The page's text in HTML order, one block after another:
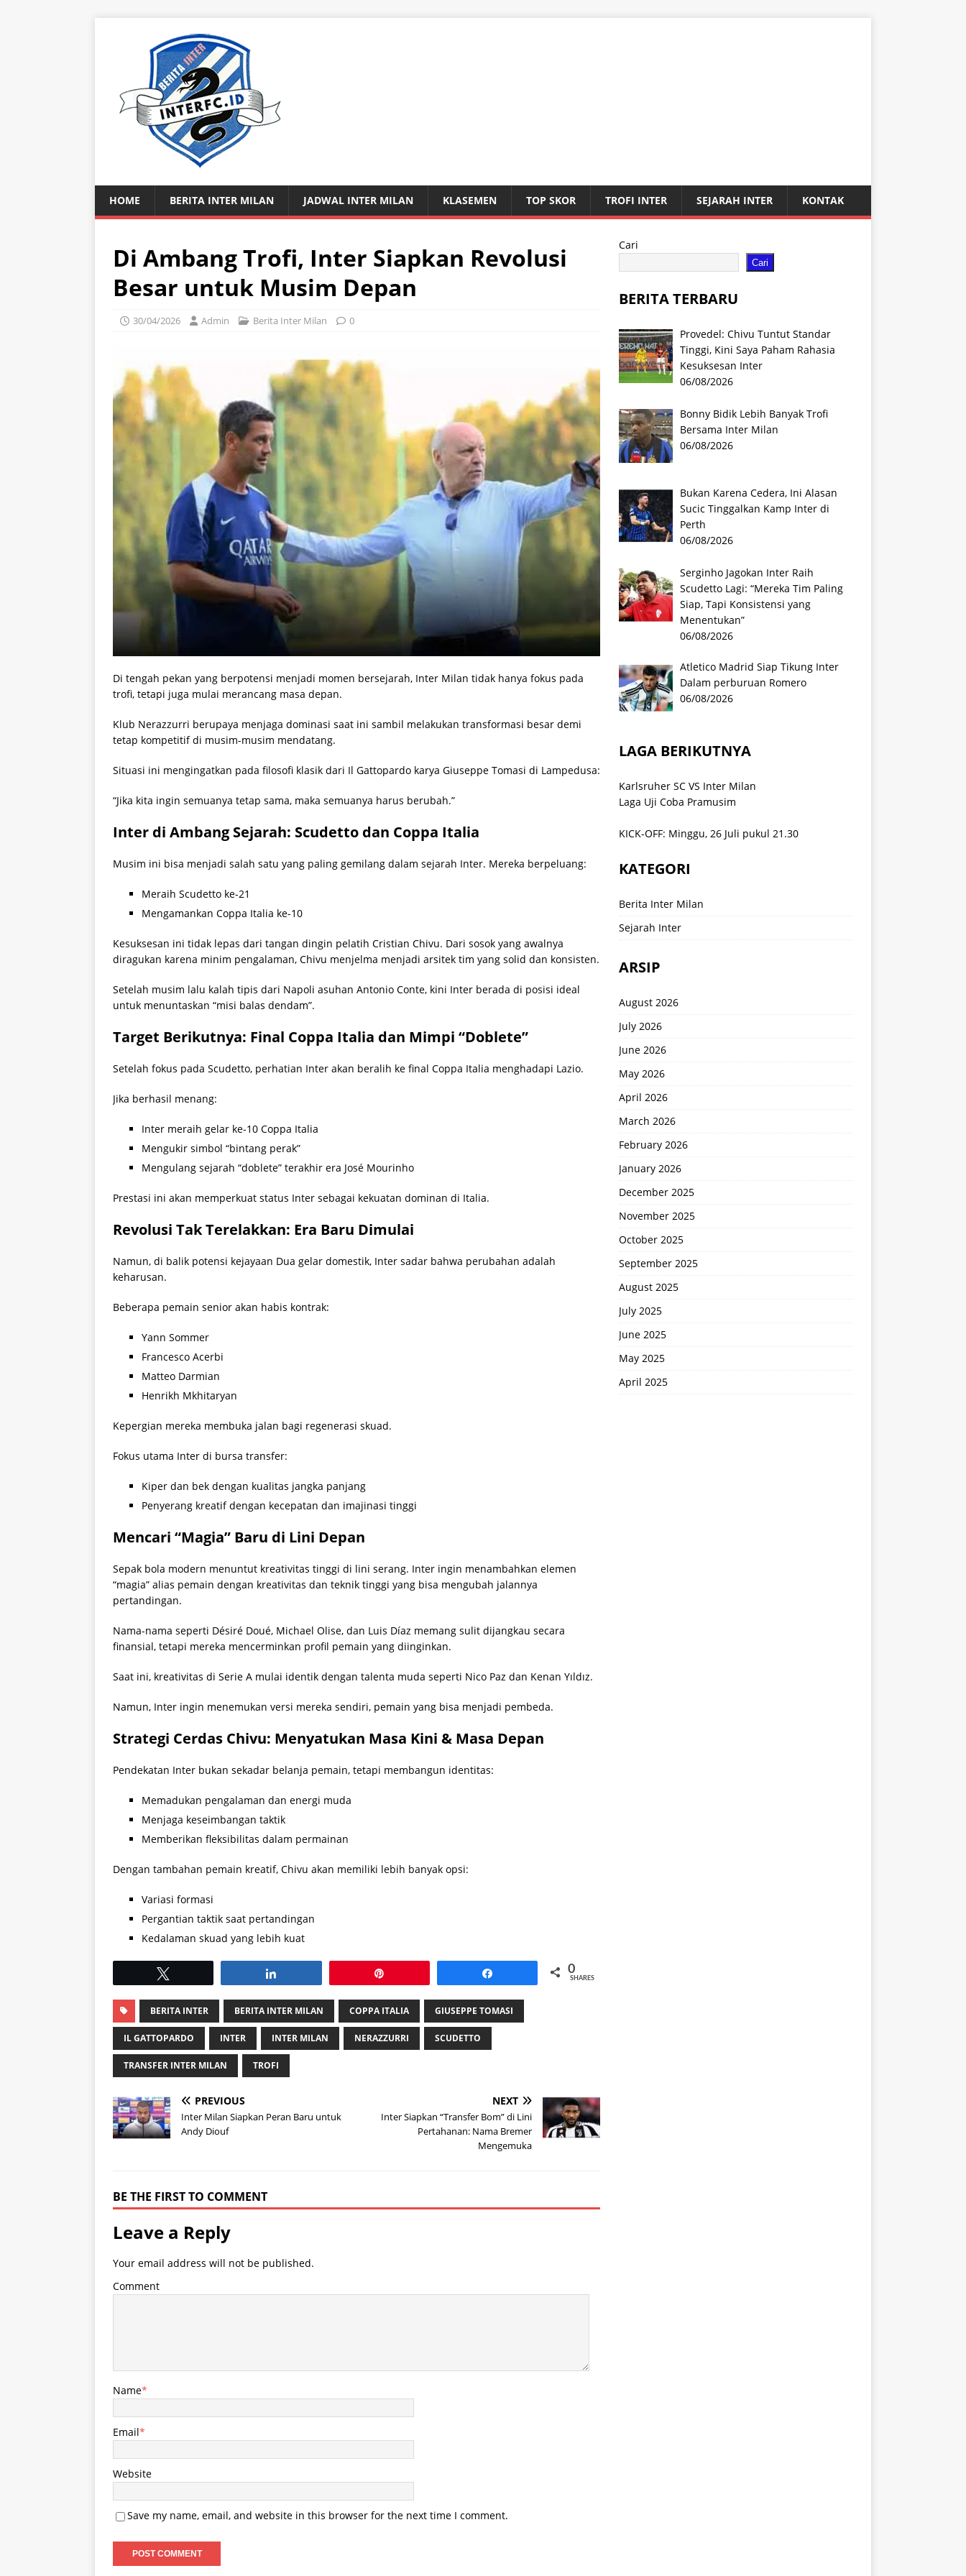
HOME BERITA INTER MILAN JADWAL INTER MILAN KLASEMEN TOP SKOR TROFI INTER SEJARAH INTER KONTAK
Di Ambang Trofi, Inter Siapkan Revolusi
Besar untuk Musim Depan
30/04/2026 Admin Berita Inter Milan 0
Di tengah pekan yang berpotensi menjadi momen bersejarah, Inter Milan tidak hanya fokus pada
trofi, tetapi juga mulai merancang masa depan.
Klub Nerazzurri berupaya menjaga dominasi saat ini sambil melakukan transformasi besar demi
tetap kompetitif di musim-musim mendatang.
Situasi ini mengingatkan pada filosofi klasik dari Il Gattopardo karya Giuseppe Tomasi di Lampedusa:
“Jika kita ingin semuanya tetap sama, maka semuanya harus berubah.”
Inter di Ambang Sejarah: Scudetto dan Coppa Italia
Musim ini bisa menjadi salah satu yang paling gemilang dalam sejarah Inter. Mereka berpeluang:
Meraih Scudetto ke-21
Mengamankan Coppa Italia ke-10
Kesuksesan ini tidak lepas dari tangan dingin pelatih Cristian Chivu. Dari sosok yang awalnya
diragukan karena minim pengalaman, Chivu menjelma menjadi arsitek tim yang solid dan konsisten.
Setelah musim lalu kalah tipis dari Napoli asuhan Antonio Conte, kini Inter berada di posisi ideal
untuk menuntaskan “misi balas dendam”.
Target Berikutnya: Final Coppa Italia dan Mimpi “Doblete”
Setelah fokus pada Scudetto, perhatian Inter akan beralih ke final Coppa Italia menghadapi Lazio.
Jika berhasil menang:
Inter meraih gelar ke-10 Coppa Italia
Mengukir simbol “bintang perak”
Mengulang sejarah “doblete” terakhir era José Mourinho
Prestasi ini akan memperkuat status Inter sebagai kekuatan dominan di Italia.
Revolusi Tak Terelakkan: Era Baru Dimulai
Namun, di balik potensi kejayaan Dua gelar domestik, Inter sadar bahwa perubahan adalah
keharusan.
Beberapa pemain senior akan habis kontrak:
Yann Sommer
Francesco Acerbi
Matteo Darmian
Henrikh Mkhitaryan
Kepergian mereka membuka jalan bagi regenerasi skuad.
Fokus utama Inter di bursa transfer:
Kiper dan bek dengan kualitas jangka panjang
Penyerang kreatif dengan kecepatan dan imajinasi tinggi
Mencari “Magia” Baru di Lini Depan
Sepak bola modern menuntut kreativitas tinggi di lini serang. Inter ingin menambahkan elemen
“magia” alias pemain dengan kreativitas dan teknik tinggi yang bisa mengubah jalannya
pertandingan.
Nama-nama seperti Désiré Doué, Michael Olise, dan Luis Díaz memang sulit dijangkau secara
finansial, tetapi mereka mencerminkan profil pemain yang diinginkan.
Saat ini, kreativitas di Serie A mulai identik dengan talenta muda seperti Nico Paz dan Kenan Yıldız.
Namun, Inter ingin menemukan versi mereka sendiri, pemain yang bisa menjadi pembeda.
Strategi Cerdas Chivu: Menyatukan Masa Kini & Masa Depan
Pendekatan Inter bukan sekadar belanja pemain, tetapi membangun identitas:
Memadukan pengalaman dan energi muda
Menjaga keseimbangan taktik
Memberikan fleksibilitas dalam permainan
Dengan tambahan pemain kreatif, Chivu akan memiliki lebih banyak opsi:
Variasi formasi
Pergantian taktik saat pertandingan
Kedalaman skuad yang lebih kuat
0
SHARES
BERITA INTER BERITA INTER MILAN COPPA ITALIA GIUSEPPE TOMASI
IL GATTOPARDO INTER INTER MILAN NERAZZURRI SCUDETTO
TRANSFER INTER MILAN TROFI
PREVIOUS
Inter Milan Siapkan Peran Baru untuk
Andy Diouf
NEXT
Inter Siapkan “Transfer Bom” di Lini
Pertahanan: Nama Bremer
Mengemuka
BE THE FIRST TO COMMENT
Leave a Reply
Your email address will not be published.
Comment
Name*
Email*
Website
Save my name, email, and website in this browser for the next time I comment.
Cari
Cari
BERITA TERBARU
Provedel: Chivu Tuntut Standar
Tinggi, Kini Saya Paham Rahasia
Kesuksesan Inter
06/08/2026
Bonny Bidik Lebih Banyak Trofi
Bersama Inter Milan
06/08/2026
Bukan Karena Cedera, Ini Alasan
Sucic Tinggalkan Kamp Inter di
Perth
06/08/2026
Serginho Jagokan Inter Raih
Scudetto Lagi: “Mereka Tim Paling
Siap, Tapi Konsistensi yang
Menentukan”
06/08/2026
Atletico Madrid Siap Tikung Inter
Dalam perburuan Romero
06/08/2026
LAGA BERIKUTNYA
Karlsruher SC VS Inter Milan
Laga Uji Coba Pramusim
KICK-OFF: Minggu, 26 Juli pukul 21.30
KATEGORI
Berita Inter Milan
Sejarah Inter
ARSIP
August 2026
July 2026
June 2026
May 2026
April 2026
March 2026
February 2026
January 2026
December 2025
November 2025
October 2025
September 2025
August 2025
July 2025
June 2025
May 2025
April 2025